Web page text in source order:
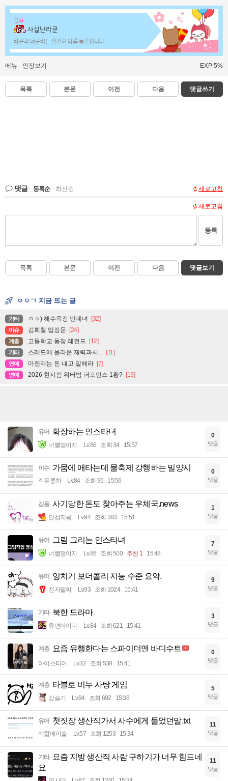
갑부
사실난라쿤
라쿤과 너구리는 완전히 다른 동물입니다
메뉴 인장보기 EXP 5%
목록 본문 이전 다음 댓글쓰기
댓글 등록순 최신순 새로고침
새로고침
등록
목록 본문 이전 다음 댓글보기
ㅇㅇㄱ 지금 뜨는 글
기타 ㅇㅎ) 해수욕장 민폐녀 [32]
이슈 김희철 입장문 [24]
계층 고등학교 동창 레전드 [12]
기타 스레드에 올라온 재력과시... [11]
연예 마젠타는 돈 내고 일해라 [7]
연예 2026 현시점 워터밤 퍼포먼스 1황? [13]
유머 화장하는 인스타녀
너빨갱이지 Lv.86 조회 34 15:57
0
댓글
이슈 가뭄에 애타는데 물축제 강행하는 밀양시
작두콩차 Lv.84 조회 95 15:56
0
댓글
감동 사기당한 돈도 찾아주는 우체국.news
달섭지롱 Lv.94 조회 383 15:51
1
댓글
유머 그림 그리는 인스타녀
너빨갱이지 Lv.86 조회 500 추천 1 15:48
7
댓글
유머 양치기 보더콜리 지능 수준 요약.
전자팔찌 Lv.93 조회 1024 15:41
9
댓글
기타 북한 드라마
휴면아이디 Lv.84 조회 621 15:41
3
댓글
계층 요즘 유행한다는 스파이더맨 바디수트
아이스티이 Lv.32 조회 538 15:41
0
댓글
계층 타블로 비누 사탕 게임
강슬기 Lv.94 조회 692 15:38
5
댓글
유머 첫짓장 생산직가서 사수에게 들었던말.txt
백합에이슬 Lv.57 조회 1253 15:34
11
댓글
기타 요즘 지방 생산직 사람 구하기가 너무 힘드네
요
11
댓글